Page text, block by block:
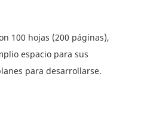
espacio para sus